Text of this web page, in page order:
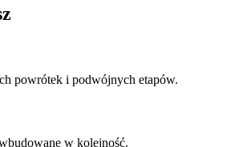
powrótek i podwójnych etapów.
w kolejność.